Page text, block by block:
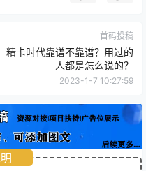
首码投稿
精卡时代靠谱不靠谱？用过的
人都是怎么说的？
2023-1-7 10:27:59